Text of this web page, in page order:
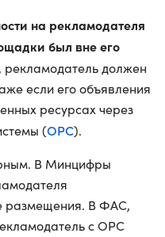
на рекламодателя
был вне его
должен
если его объявления
ресурсах через
(ОРС).
В Минцифры
размещения. В ФАС,
с ОРС